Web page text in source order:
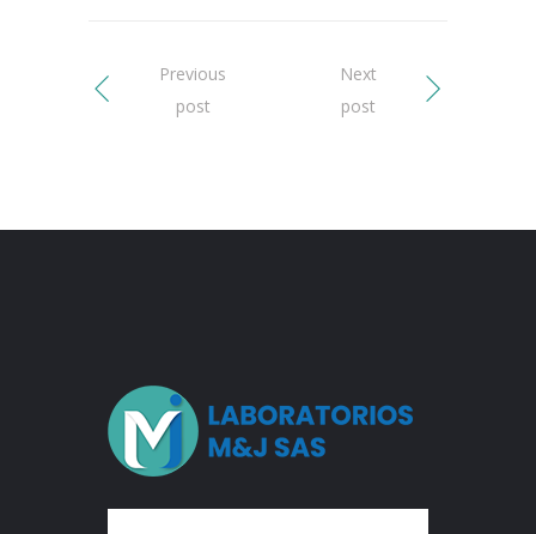
Previous
post
Next
post